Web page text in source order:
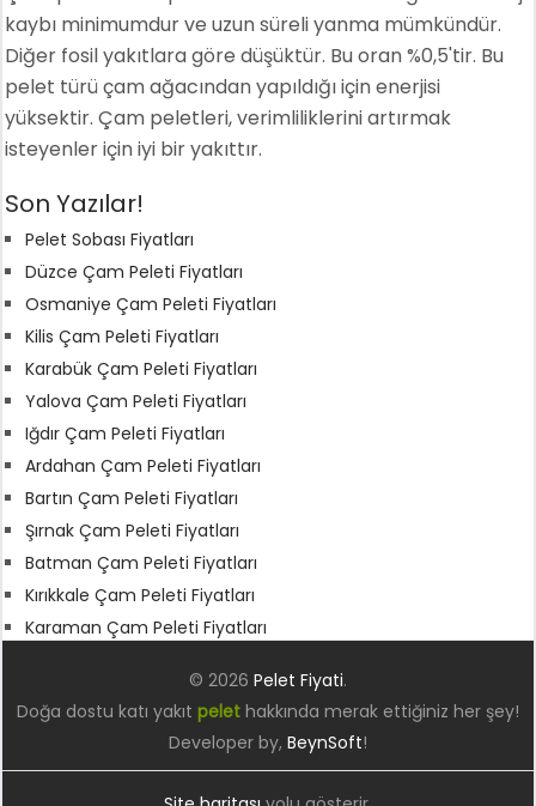
kaybı minimumdur ve uzun süreli yanma mümkündür.
Diğer fosil yakıtlara göre düşüktür. Bu oran %0,5'tir. Bu
pelet türü çam ağacından yapıldığı için enerjisi
yüksektir. Çam peletleri, verimliliklerini artırmak
isteyenler için iyi bir yakıttır.
Son Yazılar!
Pelet Sobası Fiyatları
Düzce Çam Peleti Fiyatları
Osmaniye Çam Peleti Fiyatları
Kilis Çam Peleti Fiyatları
Karabük Çam Peleti Fiyatları
Yalova Çam Peleti Fiyatları
Iğdır Çam Peleti Fiyatları
Ardahan Çam Peleti Fiyatları
Bartın Çam Peleti Fiyatları
Şırnak Çam Peleti Fiyatları
Batman Çam Peleti Fiyatları
Kırıkkale Çam Peleti Fiyatları
Karaman Çam Peleti Fiyatları
© 2026 Pelet Fiyati.
Doğa dostu katı yakıt pelethakkında merak ettiğiniz her şey!
Developer by, BeynSoft!